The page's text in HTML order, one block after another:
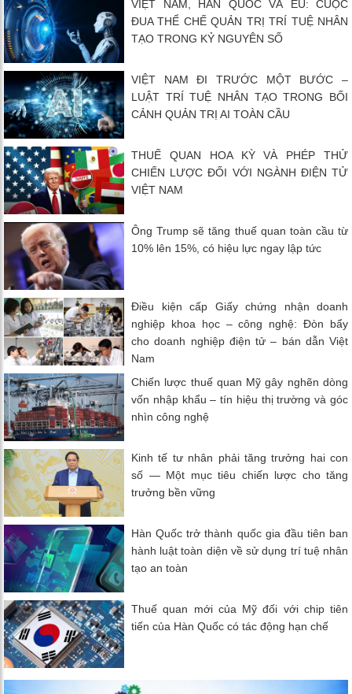
VIỆT NAM, HÀN QUỐC VÀ EU: CUỘC
ĐUA THỂ CHẾ QUẢN TRỊ TRÍ TUỆ NHÂN
TẠO TRONG KỶ NGUYÊN SỐ
VIỆT NAM ĐI TRƯỚC MỘT BƯỚC –
LUẬT TRÍ TUỆ NHÂN TẠO TRONG BỐI
CẢNH QUẢN TRỊ AI TOÀN CẦU
THUẾ QUAN HOA KỲ VÀ PHÉP THỬ
CHIẾN LƯỢC ĐỐI VỚI NGÀNH ĐIỆN TỬ
VIỆT NAM
Ông Trump sẽ tăng thuế quan toàn cầu từ
10% lên 15%, có hiệu lực ngay lập tức
Điều kiện cấp Giấy chứng nhận doanh
nghiệp khoa học – công nghệ: Đòn bẩy
cho doanh nghiệp điện tử – bán dẫn Việt
Nam
Chiến lược thuế quan Mỹ gây nghẽn dòng
vốn nhập khẩu – tín hiệu thị trường và góc
nhìn công nghệ
Kinh tế tư nhân phải tăng trưởng hai con
số — Một mục tiêu chiến lược cho tăng
trưởng bền vững
Hàn Quốc trở thành quốc gia đầu tiên ban
hành luật toàn diện về sử dụng trí tuệ nhân
tạo an toàn
Thuế quan mới của Mỹ đối với chip tiên
tiến của Hàn Quốc có tác động hạn chế